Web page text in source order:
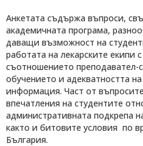
Анкетата съдържа въпроси,
академичната програма,
даващи възможност на
работата на лекарските екипи
съотношението преподавател-
обучението и адекватността
информация. Част от
впечатления на студентите
административната подкрепа
както и битовите условия по
България.